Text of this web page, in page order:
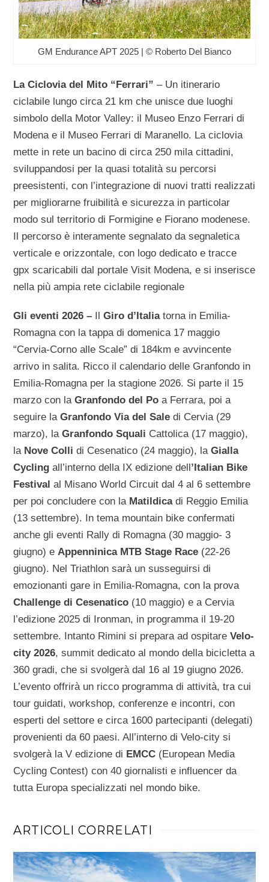
GM Endurance APT 2025 | © Roberto Del Bianco
La Ciclovia del Mito “Ferrari” – Un itinerario
ciclabile lungo circa 21 km che unisce due luoghi
simbolo della Motor Valley: il Museo Enzo Ferrari di
Modena e il Museo Ferrari di Maranello. La ciclovia
mette in rete un bacino di circa 250 mila cittadini,
sviluppandosi per la quasi totalità su percorsi
preesistenti, con l’integrazione di nuovi tratti realizzati
per migliorarne fruibilità e sicurezza in particolar
modo sul territorio di Formigine e Fiorano modenese.
Il percorso è interamente segnalato da segnaletica
verticale e orizzontale, con logo dedicato e tracce
gpx scaricabili dal portale Visit Modena, e si inserisce
nella più ampia rete ciclabile regionale
Gli eventi 2026 – IlGiro d’Italiatorna in Emilia-
Romagna con la tappa di domenica 17 maggio
“Cervia-Corno alle Scale” di 184km e avvincente
arrivo in salita. Ricco il calendario delle Granfondo in
Emilia-Romagna per la stagione 2026. Si parte il 15
marzo con laGranfondo del Po a Ferrara, poi a
seguire laGranfondo Via del Sale di Cervia (29
marzo), laGranfondo Squali Cattolica (17 maggio),
la Nove Colli di Cesenatico (24 maggio), laGialla
Cycling all’interno della IX edizione dell ’Italian Bike
Festivalal Misano World Circuit dal 4 al 6 settembre
per poi concludere con la Matildicadi Reggio Emilia
(13 settembre). In tema mountain bike confermati
anche gli eventi Rally di Romagna (30 maggio- 3
giugno) eAppenninica MTB Stage Race (22-26
giugno). Nel Triathlon sarà un susseguirsi di
emozionanti gare in Emilia-Romagna, con la prova
Challenge di Cesenatico (10 maggio) e a Cervia
l’edizione 2025 di Ironman, in programma il 19-20
settembre. Intanto Rimini si prepara ad ospitareVelo-
city 2026, summit dedicato al mondo della bicicletta a
360 gradi, che si svolgerà dal 16 al 19 giugno 2026.
L’evento offrirà un ricco programma di attività, tra cui
tour guidati, workshop, conferenze e incontri, con
esperti del settore e circa 1600 partecipanti (delegati)
provenienti da 60 paesi. All’interno di Velo-city si
svolgerà la V edizione di EMCC (European Media
Cycling Contest) con 40 giornalisti e influencer da
tutta Europa specializzati nel mondo bike.
ARTICOLI CORRELATI